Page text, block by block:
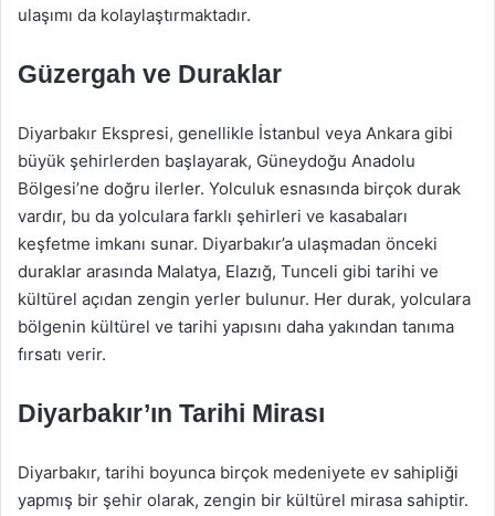
ulaşımı da kolaylaştırmaktadır.
Güzergah ve Duraklar
Diyarbakır Ekspresi, genellikle İstanbul veya Ankara gibi
büyük şehirlerden başlayarak, Güneydoğu Anadolu
Bölgesi’ne doğru ilerler. Yolculuk esnasında birçok durak
vardır, bu da yolculara farklı şehirleri ve kasabaları
keşfetme imkanı sunar. Diyarbakır’a ulaşmadan önceki
duraklar arasında Malatya, Elazığ, Tunceli gibi tarihi ve
kültürel açıdan zengin yerler bulunur. Her durak, yolculara
bölgenin kültürel ve tarihi yapısını daha yakından tanıma
fırsatı verir.
Diyarbakır’ın Tarihi Mirası
Diyarbakır, tarihi boyunca birçok medeniyete ev sahipliği
yapmış bir şehir olarak, zengin bir kültürel mirasa sahiptir.